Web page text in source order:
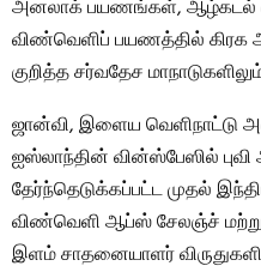
அனலாக் பயணங்கள், ஆழ்கடல்
விண்வெளிப் பயணத்தில் கிரக
குறித்த சர்வதேச
ஜான்வி, இளைய வெளிநாட்டு
ஐஸ்லாந்தின் வின்ஸ்பேஸில் புவி
தேர்ந்தெடுக்கப்பட்ட முதல்
விண்வெளி ஆப்ஸ் சேலஞ்ச்
இளம் சாதனையாளர்